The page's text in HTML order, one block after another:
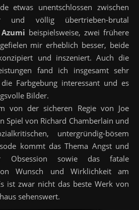
etwas unentschlossen zwischen
und völlig übertrieben-brutal
Azumi beispielsweise, zwei frühere
mir erheblich besser, beide
und inszeniert. Auch die
fand ich insgesamt sehr
Farbgebung interessant und es
Bilder.
von der sicheren Regie von Joe
Spiel von Richard Chamberlain und
untergründig-bösem
kommt das Thema Angst und
Obsession sowie das fatale
Wunsch und Wirklichkeit am
ist zwar nicht das beste Werk von
sehenswert.